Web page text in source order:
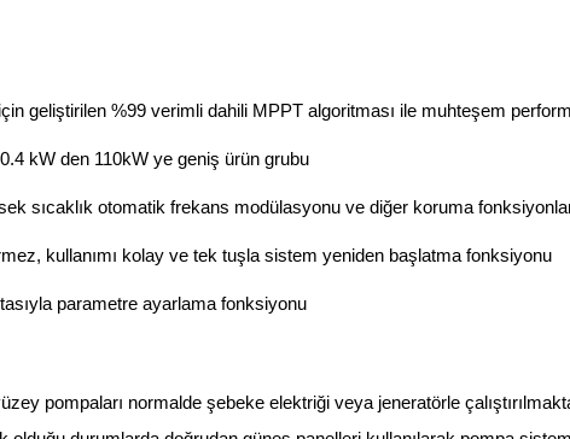
geliştirilen %99 verimli dahili MPPT algoritması ile muhteşem
kW den 110kW ye geniş ürün grubu
sıcaklık otomatik frekans modülasyonu ve diğer koruma
kullanımı kolay ve tek tuşla sistem yeniden başlatma fonksiyonu
parametre ayarlama fonksiyonu
pompaları normalde şebeke elektriği veya jeneratörle